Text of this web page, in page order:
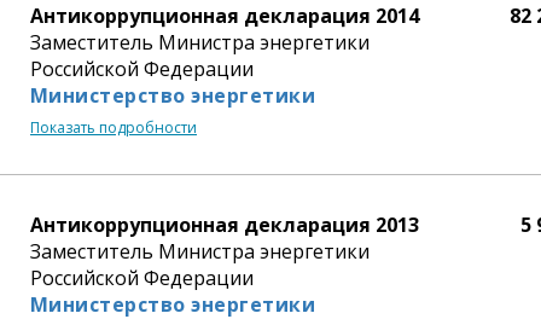
Антикоррупционная декларация 2014
Заместитель Министра энергетики
Российской Федерации
Министерство энергетики
Показать подробности
82
Антикоррупционная декларация 2013
Заместитель Министра энергетики
Российской Федерации
Министерство энергетики
5